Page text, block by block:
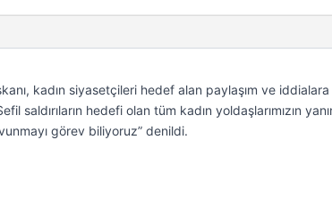
kadın siyasetçileri hedef alan paylaşım ve
saldırıların hedefi olan tüm kadın yoldaşlarımızın
görev biliyoruz” denildi.